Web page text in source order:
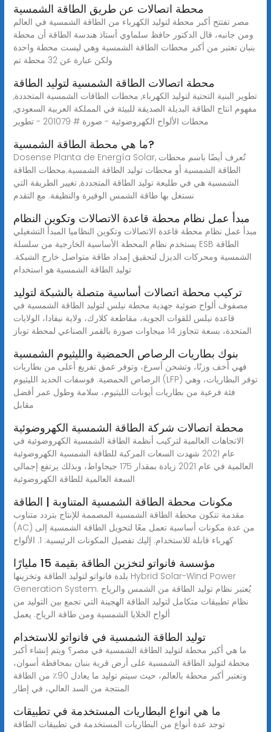
محطة اتصالات عن طريق الطاقة الشمسية
مصر تفتتح أكبر محطة لتوليد الكهرباء من الطاقة الشمسية في العالم
ومن جانبه، قال الدكتور حافظ سلماوي أستاذ هندسة الطاقة أن محطة
بنبان تعتبر من أكبر محطات الطاقة الشمسية وهي ليست محطة واحدة
ولكن عبارة عن 32 محطة تم
محطة اتصالات الطاقة الشمسية لتوليد الطاقة
تطوير البنية التحتية لتوليد الكهرباء, محطات الطاقات الشمسية المتجددة,
مفهوم انتاج الطاقة البديلة الصديقة للبيئة في المملكة العربية السعودي,
محطات الألواح الكهروضوئية - صورة # 201079 - تطوير
ما هي محطة الطاقة الشمسية?
Dosense Planta de Energía Solar, تُعرف أيضًا باسم محطات
الطاقة الشمسية أو محطات توليد الطاقة الشمسية.محطات الطاقة
الشمسية هي في طليعة توليد الطاقة المتجددة, تغيير الطريقة التي
نستغل بها طاقة الشمس الوفيرة والنظيفة. مع التقدم
مبدأ عمل نظام محطة قاعدة الاتصالات وتكوين النظام
مبدأ عمل نظام محطة قاعدة الاتصالات وتكوين النظاميا المبدأ التشغيلي
يستخدم نظام المحطة الأساسية الخارجية من سلسلة ESB الطاقة
الشمسية ومحركات الديزل لتحقيق إمداد طاقة متواصل خارج الشبكة.
توليد الطاقة الشمسية هو استخدام
تركيب محطة اتصالات أساسية متصلة بالشبكة لتوليد
مصفوف ألواح ضوئية جهدية محطة نيلس لتوليد الطاقة الشمسية في
قاعدة نيلس للقوات الجوية، مقاطعة كلارك، ولاية نيفادا، الولايات
المتحدة، بسعة تتجاوز 14 ميجاوات صورة بالقمر الصناعي لمحطة توباز
بنوك بطاريات الرصاص الحمضية والليثيوم الشمسية
فهي أخف وزنًا، وتشحن أسرع، وتوفر عمق تفريغ أعلى من بطاريات
الرصاص الحمضية. فوسفات الحديد الليثيوم (LFP) توفر البطاريات، وهي
فئة فرعية من بطاريات أيونات الليثيوم، سلامة وطول عمر أفضل
مقابل
محطة اتصالات شركة الطاقة الشمسية الكهروضوئية
الاتجاهات العالمية لتركيب أنظمة الطاقة الشمسية الكهروضوئية في
عام 2021 شهدت السعات المركبة للطاقة الشمسية الكهروضوئية
العالمية في عام 2021 زيادة بمقدار 175 جيجاواط، وبذلك يرتفع إجمالي
السعة العالمية للطاقة الكهروضوئية
مكونات محطة الطاقة الشمسية المتناوبة | الطاقة
مقدمة تتكون محطة الطاقة الشمسية المصممة للإنتاج بتردد متناوب
(AC) من عدة مكونات أساسية تعمل معًا لتحويل الطاقة الشمسية إلى
كهرباء قابلة للاستخدام. إليك تفصيل المكونات الرئيسية: 1. الألواح
مؤسسة فانواتو لتخزين الطاقة بقيمة 15 مليارًا
بلدة فانواتو لتوليد الطاقة وتخزينها Hybrid Solar-Wind Power
Generation System. يُعتبر نظام توليد الطاقة من الشمس والرياح
نظام تطبيقات متكامل لتوليد الطاقة الهجينة التي تجمع بين التوليد من
ألواح الخلايا الشمسية ومن طاقة الرياح. يعمل
توليد الطاقة الشمسية في فانواتو للاستخدام
ما هي أكبر محطة لتوليد الطاقة الشمسية في مصر؟ ويتم إنشاء أكبر
محطة لتوليد الطاقة الشمسية على أرض قرية بنبان بمحافظة أسوان،
وتعتبر أكبر محطة بالعالم، حيث سيتم توليد ما يعادل 90٪ من الطاقة
المنتجة من السد العالي، في إطار
ما هي انواع البطاريات المستخدمة في تطبيقات
توجد عدة أنواع من البطاريات المستخدمة في تطبيقات الطاقة